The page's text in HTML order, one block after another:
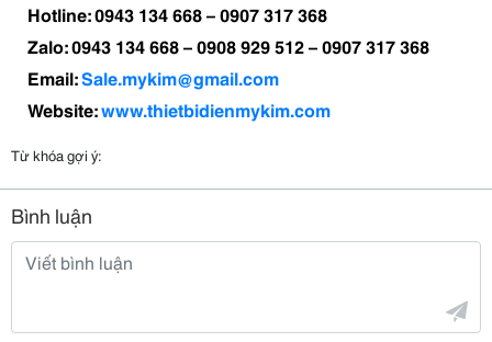
Hotline: 0943 134 668 – 0907 317 368
Zalo: 0943 134 668 – 0908 929 512 – 0907 317 368
Email:Sale.mykim@gmail.com
Website:www.thietbidienmykim.com
Từ khóa gợi ý:
Bình luận